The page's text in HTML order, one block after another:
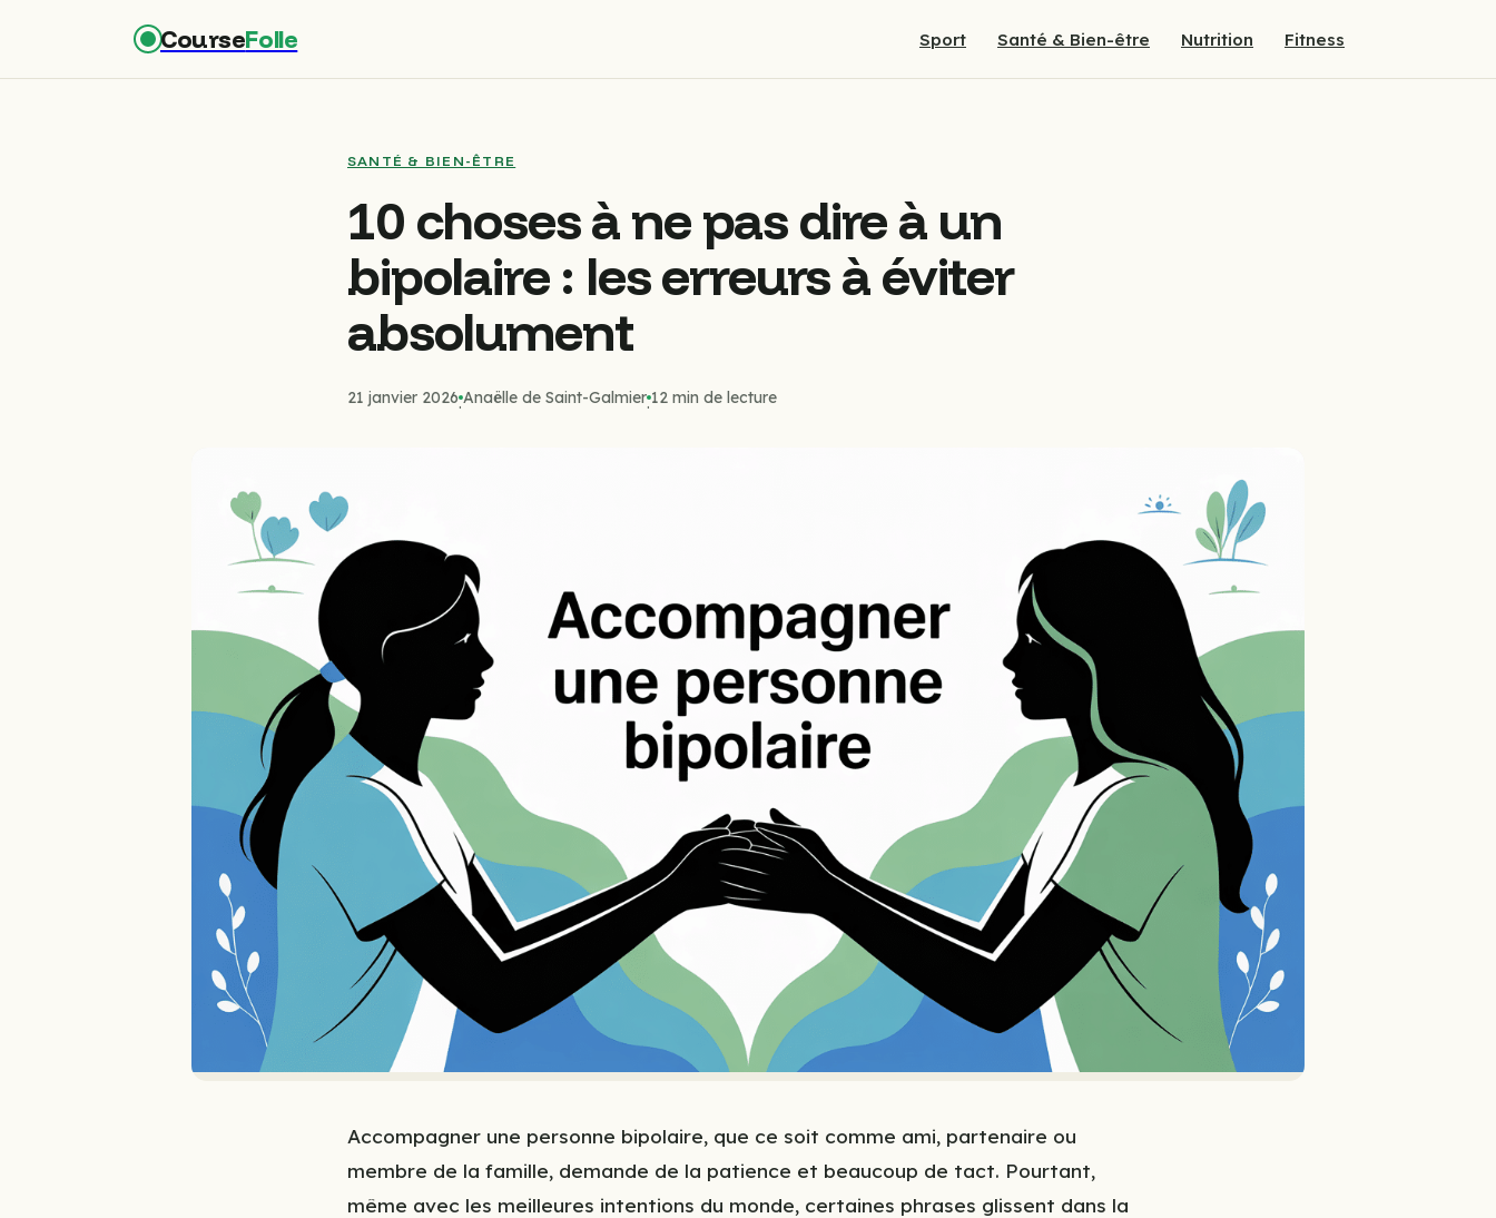
CourseFolle Sport Santé & Bien-être Nutrition Fitness
SANTÉ & BIEN-ÊTRE
10 choses à ne pas dire à un
bipolaire : les erreurs à éviter
absolument
21 janvier 2026
·
Anaëlle de Saint-Galmier
·
12 min de lecture
Accompagner une personne bipolaire, que ce soit comme ami, partenaire ou
membre de la famille, demande de la patience et beaucoup de tact. Pourtant,
même avec les meilleures intentions du monde, certaines phrases glissent dans la